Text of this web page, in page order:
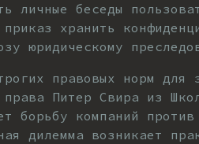
личные беседы
хранить
юридическому
правовых норм для
Питер Свира из
борьбу компаний
дилемма возникает